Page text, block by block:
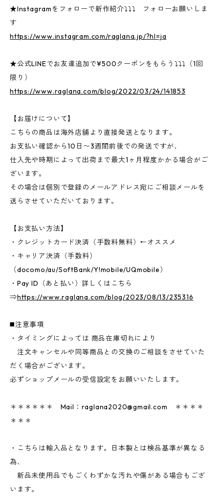
★Instagramをフォローで新作紹介⤵⤵⤵ フォローお願いしま
す
https://www.instagram.com/raglana.jp/?hl=ja
★公式LINEでお友達追加で¥500クーポンをもらう⤵⤵⤵（1回
限り）
https://www.raglana.com/blog/2022/03/24/141853
【お届けについて】
こちらの商品は海外店舗より直接発送となります。
お支払い確認から10日〜3週間前後での発送ですが、
仕入先や時期によって出荷まで最大1ヶ月程度かかる場合がご
ざいます。
その場合は個別で登録のメールアドレス宛にご相談メールを
送らさせていただいております。
【お支払い方法】
・クレジットカード決済（手数料無料）←オススメ
・キャリア決済（手数料）
（docomo/au/SoftBank/Y!mobile/UQmobile）
・Pay ID（あと払い）詳しくはこちら
⇒https://www.raglana.com/blog/2023/08/13/235316
◼️注意事項
・タイミングによっては 商品在庫切れにより
注文キャンセルや同等商品との交換のご相談をさせていた
だく場合がございます。
必ずショップメールの受信設定をお願いいたします。
＊＊＊＊＊＊ Mail： raglana2020@gmail.com ＊＊＊＊
＊＊＊
・こちらは輸入品となります。日本製とは検品基準が異なる
為、
新品未使用品でもごくわずかな汚れや傷がある場合もござ
います。